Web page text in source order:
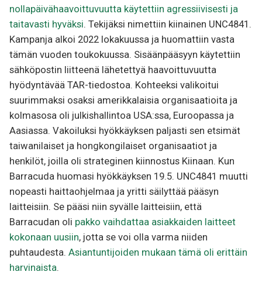
nollapäivähaavoittuvuutta käytettiin agressiivisesti ja
taitavasti hyväksi. Tekijäksi nimettiin kiinainen UNC4841.
Kampanja alkoi 2022 lokakuussa ja huomattiin vasta
tämän vuoden toukokuussa. Sisäänpääsyyn käytettiin
sähköpostin liitteenä lähetettyä haavoittuvuutta
hyödyntävää TAR-tiedostoa. Kohteeksi valikoitui
suurimmaksi osaksi amerikkalaisia organisaatioita ja
kolmasosa oli julkishallintoa USA:ssa, Euroopassa ja
Aasiassa. Vakoiluksi hyökkäyksen paljasti sen etsimät
taiwanilaiset ja hongkongilaiset organisaatiot ja
henkilöt, joilla oli strateginen kiinnostus Kiinaan. Kun
Barracuda huomasi hyökkäyksen 19.5. UNC4841 muutti
nopeasti haittaohjelmaa ja yritti säilyttää pääsyn
laitteisiin. Se pääsi niin syvälle laitteisiin, että
Barracudan oli pakko vaihdattaa asiakkaiden laitteet
kokonaan uusiin, jotta se voi olla varma niiden
puhtaudesta. Asiantuntijoiden mukaan tämä oli erittäin
harvinaista.